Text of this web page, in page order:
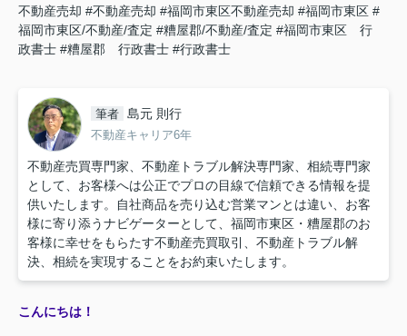
不動産売却 #不動産売却 #福岡市東区不動産売却 #福岡市東区 #
福岡市東区/不動産/査定 #糟屋郡/不動産/査定 #福岡市東区 行
政書士 #糟屋郡 行政書士 #行政書士
筆者 島元 則行
不動産キャリア6年
不動産売買専門家、不動産トラブル解決専門家、相続専門家
として、お客様へは公正でプロの目線で信頼できる情報を提
供いたします。自社商品を売り込む営業マンとは違い、お客
様に寄り添うナビゲーターとして、福岡市東区・糟屋郡のお
客様に幸せをもらたす不動産売買取引、不動産トラブル解
決、相続を実現することをお約束いたします。
こんにちは！